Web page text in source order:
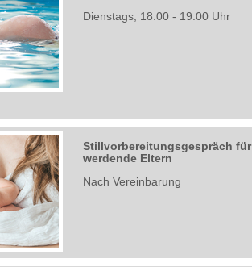
Dienstags, 18.00 - 19.00 Uhr
Stillvorbereitungsgespräch für
werdende Eltern
Nach Vereinbarung